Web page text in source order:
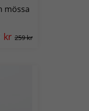
mössa
kr 259 kr